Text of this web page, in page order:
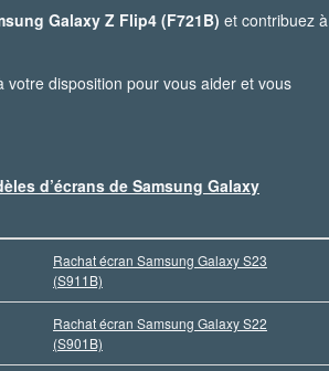
Galaxy Z Flip4 (F721B) et contribuez à
disposition pour vous aider et vous
d’écrans de Samsung Galaxy
Rachat écran Samsung Galaxy S23
(S911B)
Rachat écran Samsung Galaxy S22
(S901B)